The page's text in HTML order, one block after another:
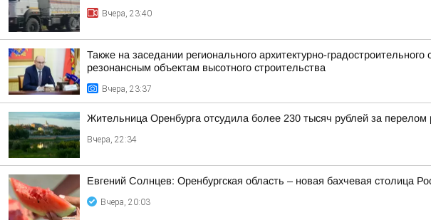
Вчера, 23:40
Также на заседании регионального архитектурно-
резонансным объектам высотного строительства
Вчера, 23:37
Жительница Оренбурга отсудила более 230 тысяч рублей за перелом
Вчера, 22:34
Евгений Солнцев: Оренбургская область – новая бахчевая столица
Вчера, 20:03